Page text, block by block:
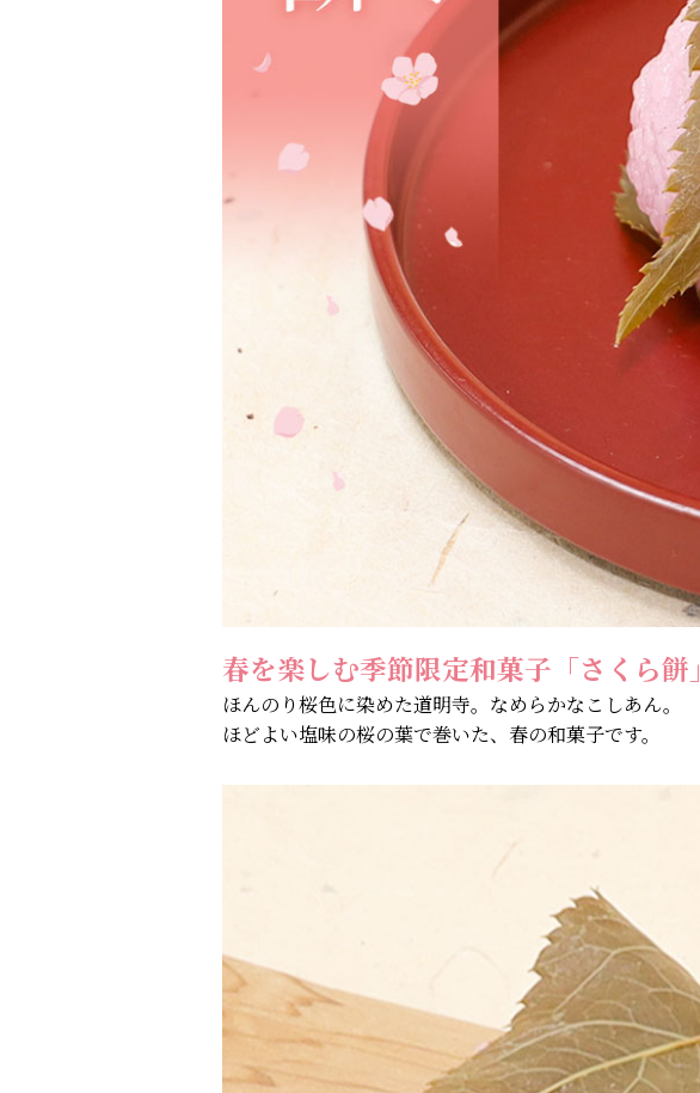
春を楽しむ季節限定和菓子「さくら餅」
ほんのり桜色に染めた道明寺。なめらかなこしあん。
ほどよい塩味の桜の葉で巻いた、春の和菓子です。